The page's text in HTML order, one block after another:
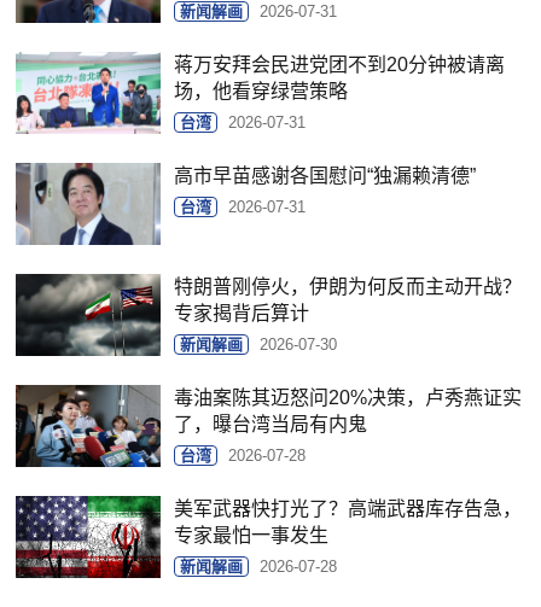
新闻解画 2026-07-31
蒋万安拜会民进党团不到20分钟被请离
场，他看穿绿营策略
台湾 2026-07-31
高市早苗感谢各国慰问“独漏赖清德”
台湾 2026-07-31
特朗普刚停火，伊朗为何反而主动开战？
专家揭背后算计
新闻解画 2026-07-30
毒油案陈其迈怒问20%决策，卢秀燕证实
了，曝台湾当局有内鬼
台湾 2026-07-28
美军武器快打光了？高端武器库存告急，
专家最怕一事发生
新闻解画 2026-07-28